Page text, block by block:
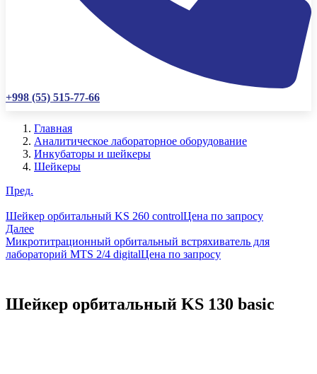
+998 (55) 515-77-66
Главная
Аналитическое лабораторное оборудование
Инкубаторы и шейкеры
Шейкеры
Пред.
Шейкер орбитальный KS 260 controlЦена по запросу
Далее
Микротитрационный орбитальный встряхиватель для
лабораторий MTS 2/4 digitalЦена по запросу
Шейкер орбитальный KS 130 basic